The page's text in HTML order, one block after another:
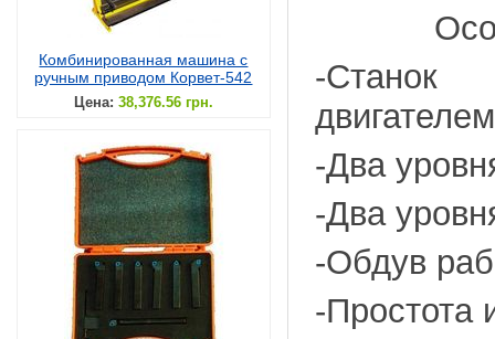
Комбинированная машина с
ручным приводом Корвет-542
Цена: 38,376.56 грн.
-Станок
-Два
-Два
-Обдув
-Простота